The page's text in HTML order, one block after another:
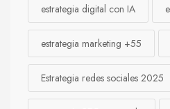
estrategia digital con IA
estrategia marketing +55
Estrategia redes sociales 2025